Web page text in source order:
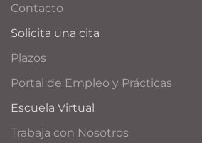
Contacto
Solicita una cita
Plazos
Portal de Empleo y Prácticas
Escuela Virtual
Trabaja con Nosotros